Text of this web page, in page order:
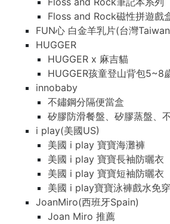
Floss and Rock磁性拼遊戲
FUN心 白金羊乳片(台灣
HUGGER
HUGGER x 麻吉貓
HUGGER孩童登山背包5~8
innobaby
不鏽鋼分隔便當盒
矽膠防滑餐盤、矽膠蒸盤、
i play(美國US)
美國 i play 寶寶海灘褲
美國 i play 寶寶長袖防曬衣
美國 i play 寶寶短袖防曬衣
美國 i play寶寶泳褲戲水免
JoanMiro(西班牙Spain)
Joan Miro 推薦